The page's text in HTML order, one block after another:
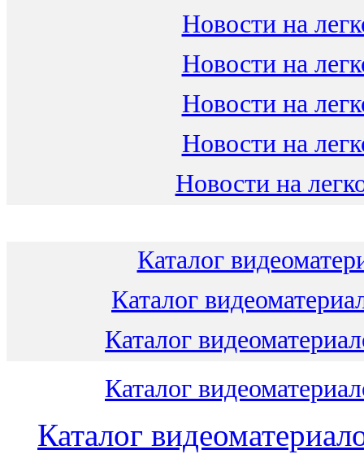
Новости на
Новости на
Новости на
Новости на
Новости на
Каталог
Каталог
Каталог
Каталог
Каталог